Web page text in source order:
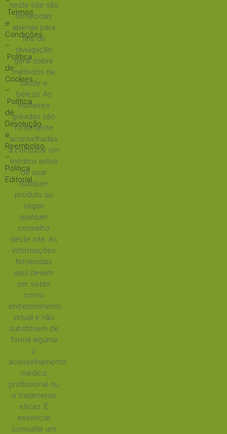
Termos
e
Condições
–
Política
de
Cookies
–
Política
de
Devolução
e
Reembolso
–
Política
Editorial
neste site são
fornecidas
apenas para
fins de
divulgação
geral sobre
métodos de
saúde e
beleza. As
mulheres
grávidas são
fortemente
aconselhadas
a consultar um
médico antes
de usar
qualquer
produto ou
seguir
qualquer
conselho
deste site. As
informações
fornecidas
aqui devem
ser vistas
como
entretenimento
virtual e não
substituem de
forma alguma
o
aconselhamento
médico
profissional ou
o tratamento
eficaz. É
essencial
consultar um